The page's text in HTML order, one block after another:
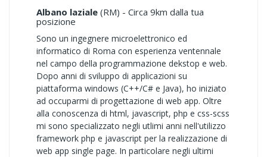
Albano laziale (RM) - Circa 9km dalla tua
posizione
Sono un ingegnere microelettronico ed
informatico di Roma con esperienza ventennale
nel campo della programmazione dekstop e web.
Dopo anni di sviluppo di applicazioni su
piattaforma windows (C++/C# e Java), ho iniziato
ad occuparmi di progettazione di web app. Oltre
alla conoscenza di html, javascript, php e css-scss
mi sono specializzato negli utlimi anni nell'utilizzo
framework php e javascript per la realizzazione di
web app single page. In particolare negli ultimi